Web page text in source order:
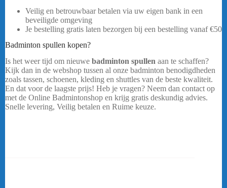
Veilig en betrouwbaar betalen via uw eigen bank in een
beveiligde omgeving
Je bestelling gratis laten bezorgen bij een bestelling vanaf€50
Badminton spullen kopen?
Is het weer tijd om nieuwe badminton spullen aan te schaffen?
Kijk dan in de webshop tussen al onze badminton benodigdheden
zoals tassen, schoenen, kleding en shuttles van de beste kwaliteit.
En dat voor de laagste prijs! Heb je vragen? Neem dan contact op
met de Online Badmintonshop en krijg gratis deskundig advies.
Snelle levering, Veilig betalen en Ruime keuze.